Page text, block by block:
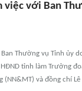
với Ban
Thường vụ Tỉnh ủy
tỉnh làm Trưởng
và đồng chí